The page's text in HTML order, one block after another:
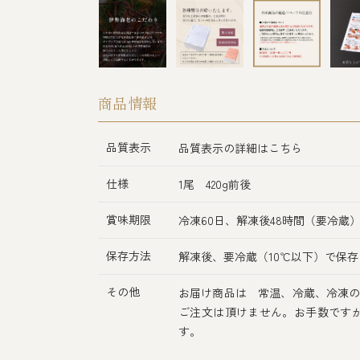
商品情報
品質表示 品質表示の詳細はこちら
仕様 1尾 420g前後
賞味期限 冷凍60日、解凍後48時間（要冷蔵）
保存方法 解凍後、要冷蔵（10℃以下）で保存
その他
お届け商品は 常温、冷蔵、冷凍
ご注文は頂けません。お手数です
す。